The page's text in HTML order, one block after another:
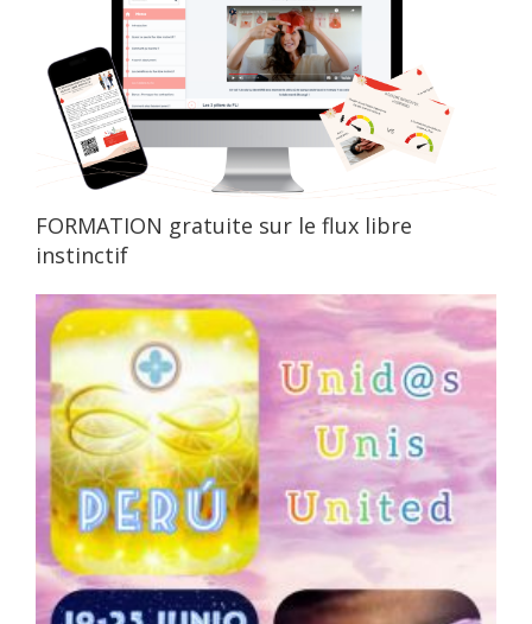
FORMATION gratuite sur le flux libre
instinctif